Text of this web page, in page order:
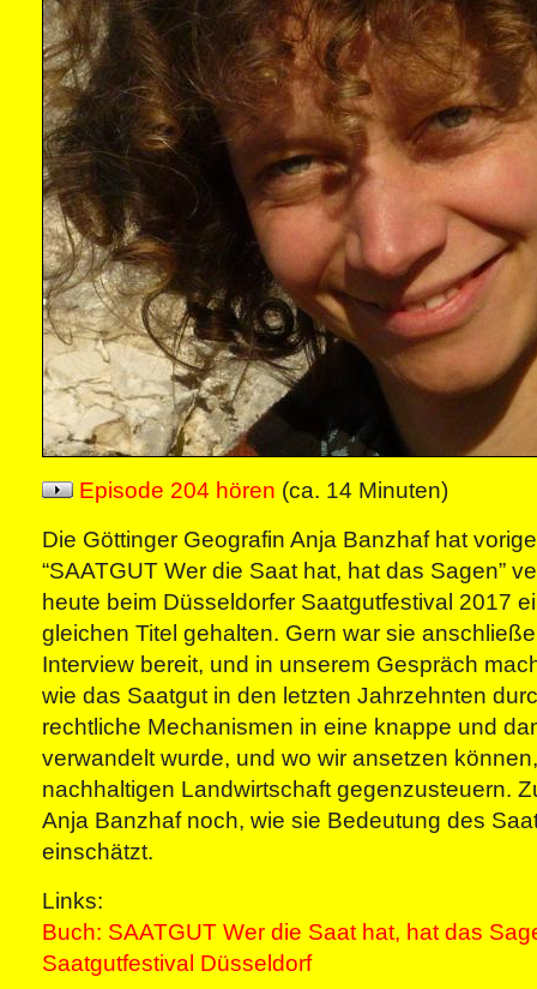
Episode 204 hören (ca. 14 Minuten)
Die Göttinger Geografin Anja Banzhaf hat
“SAATGUT Wer die Saat hat, hat das Sagen”
heute beim Düsseldorfer Saatgutfestival 2017
gleichen Titel gehalten. Gern war sie
Interview bereit, und in unserem Gespräch
wie das Saatgut in den letzten Jahrzehnten
rechtliche Mechanismen in eine knappe und
verwandelt wurde, und wo wir ansetzen
nachhaltigen Landwirtschaft gegenzusteuern.
Anja Banzhaf noch, wie sie Bedeutung des
einschätzt.
Links:
Buch: SAATGUT Wer die Saat hat, hat das
Saatgutfestival Düsseldorf